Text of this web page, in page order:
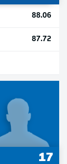
88.06
87.72
17